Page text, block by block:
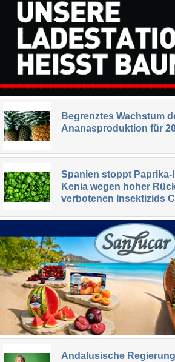
Begrenztes Wachstum
Ananasproduktion für
Spanien stoppt Paprika-
Kenia wegen hoher
verbotenen Insektizids
Andalusische